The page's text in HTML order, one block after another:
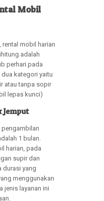
Mobil
rental mobil harian
adalah
perhari.pada
kategori yaitu
atau tanpa sopir
lepas kunci)
Jemput
pengambilan
1 bulan.
harian, pada
supir dan
durasi yang
menggunakan
jenis layanan ini